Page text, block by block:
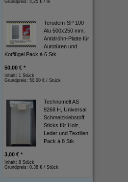
*MUSTER*
Halbrundprofile mit
Hohlkammer EPDM
selbstklebend ca.
15x20 mm ca. 20 cm
2,25 € *
Grundpreis:2,25 € / Stück
ohne Haut) 5x30
Grundpreis: 4,25 € / m
Terodem-SP 100
Alu 500x250 mm,
Antidröhn-Platte für
Autotüren und
Kotflügel Pack á 6 Stk
50,00 € *
Inhalt: 1 Stück
Grundpreis: 50,00 € / Stück
Technomelt AS
9268 H, Universal
Schmelzklebstoff
Sticks für Holz,
Leder und Textilien
Pack á 8 Stk
3,00 € *
Inhalt: 8 Stück
Grundpreis: 0,38 € / Stück